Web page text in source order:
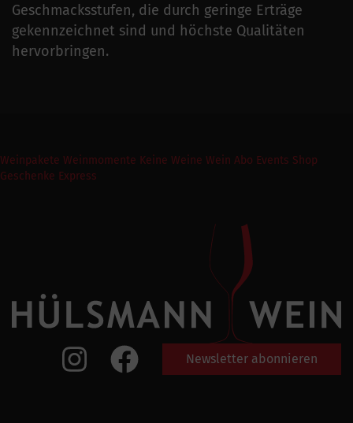
Geschmacksstufen, die durch geringe Erträge
gekennzeichnet sind und höchste Qualitäten
hervorbringen.
Weinpakete Weinmomente Keine Weine Wein Abo Events Shop
Geschenke Express
Newsletter abonnieren